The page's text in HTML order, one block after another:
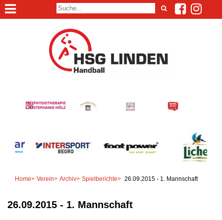
Home> Verein> Archiv> Spielberichte> 26.09.2015 - 1. Mannschaft
26.09.2015 - 1. Mannschaft